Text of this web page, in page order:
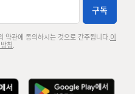
구독
약관에 동의하시는 것으로 간주됩니다. 이
침